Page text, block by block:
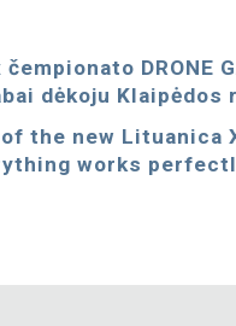
čempionato
dėkoju Klaipėdos
the new Lituanica
works